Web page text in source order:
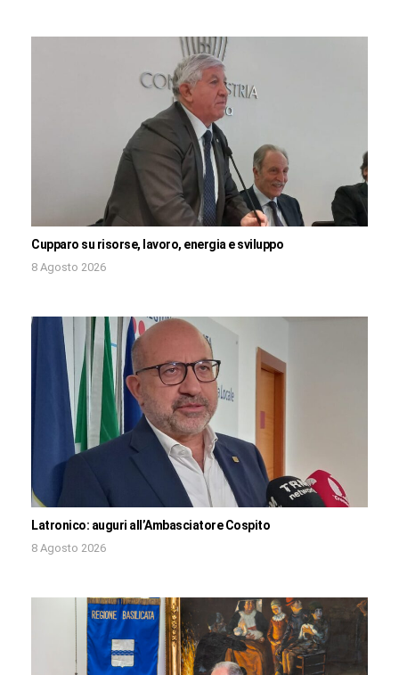
Cupparo su risorse, lavoro, energia e sviluppo
8 Agosto 2026
Latronico: auguri all’Ambasciatore Cospito
8 Agosto 2026